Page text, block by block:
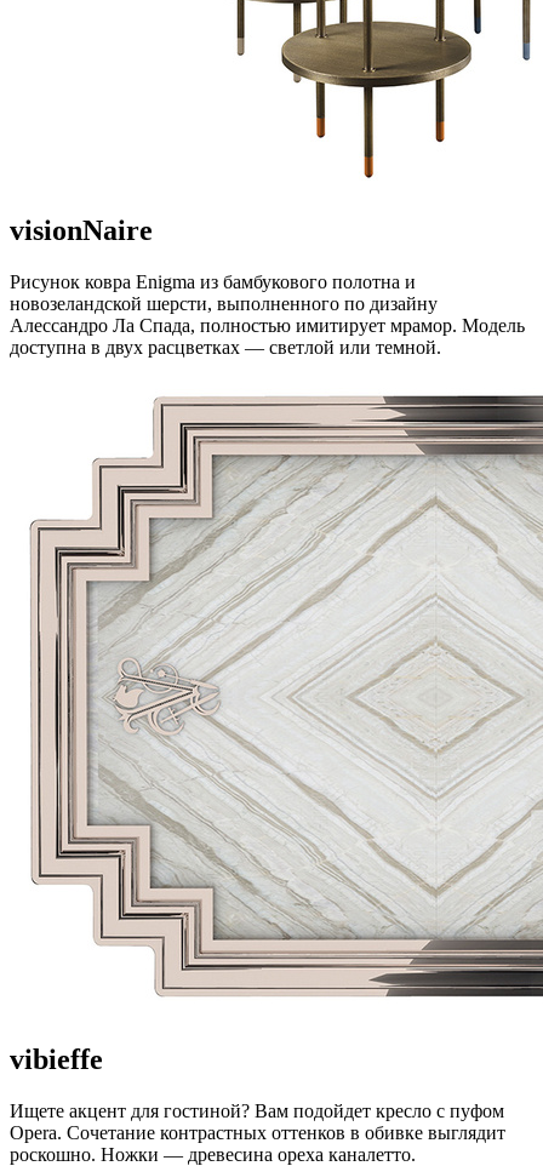
visionNaire
Рисунок ковра Enigma из бамбукового полотна и
новозеландской шерсти, выполненного по дизайну
Алессандро Ла Спада, полностью имитирует мрамор. Модель
доступна в двух расцветках — светлой или темной.
vibieffe
Ищете акцент для гостиной? Вам подойдет кресло с пуфом
Opera. Сочетание контрастных оттенков в обивке выглядит
роскошно. Ножки — древесина ореха каналетто.